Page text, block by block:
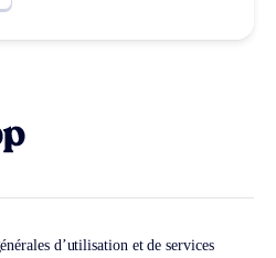
d’utilisation et de services